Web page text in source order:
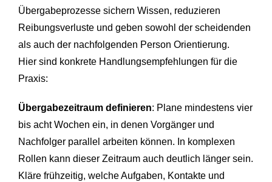
Übergabeprozesse sichern Wissen, reduzieren
Reibungsverluste und geben sowohl der scheidenden
als auch der nachfolgenden Person Orientierung.
Hier sind konkrete Handlungsempfehlungen für die
Praxis:
Übergabezeitraum definieren: Plane mindestens vier
bis acht Wochen ein, in denen Vorgänger und
Nachfolger parallel arbeiten können. In komplexen
Rollen kann dieser Zeitraum auch deutlich länger sein.
Kläre frühzeitig, welche Aufgaben, Kontakte und